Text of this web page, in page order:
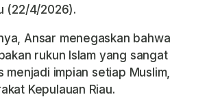
(22/4/2026).
Ansar menegaskan bahwa
rukun Islam yang sangat
menjadi impian setiap Muslim,
Kepulauan Riau.